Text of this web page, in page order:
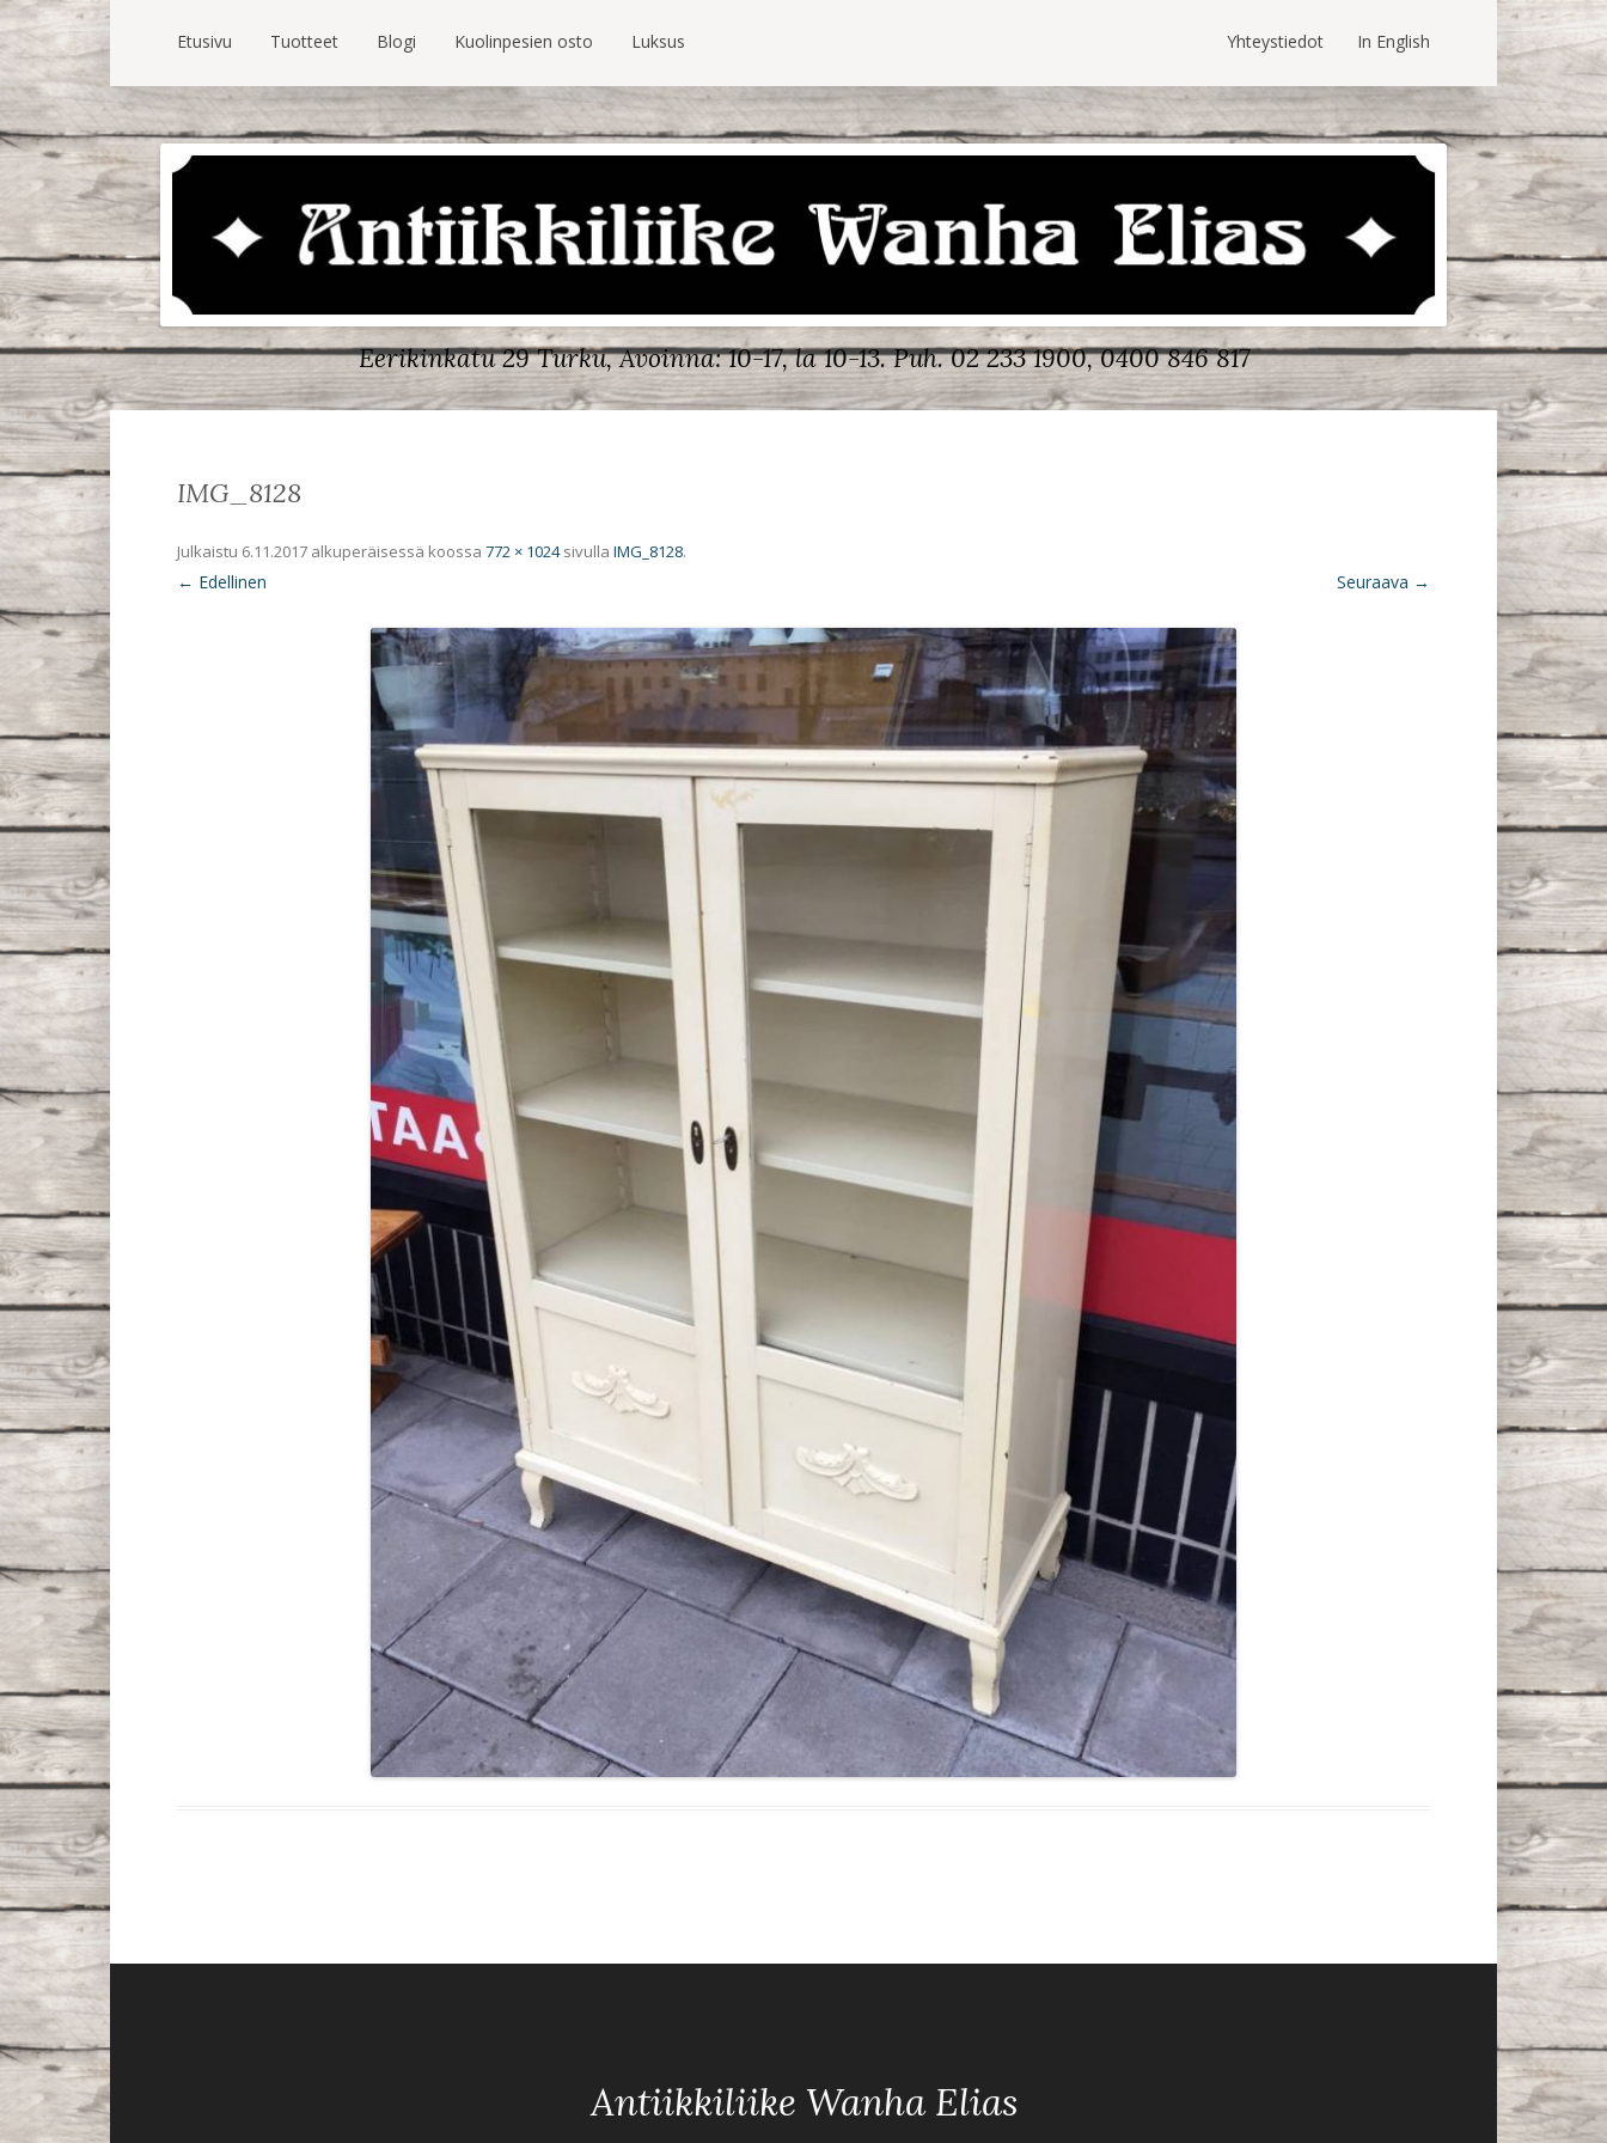
Etusivu Tuotteet Blogi Kuolinpesien osto Luksus In English
Yhteystiedot
Eerikinkatu 29 Turku, Avoinna: 10-17, la 10-13.Puh. 02 233 1900, 0400 846 817
IMG_8128
Julkaistu 6.11.2017 alkuperäisessä koossa 772 × 1024sivulla IMG_8128.
← Edellinen Seuraava →
Antiikkiliike Wanha Elias